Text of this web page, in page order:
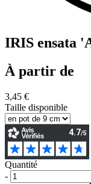
IRIS ensata
À partir de
3,45 €
Taille disponible
Quantité
-